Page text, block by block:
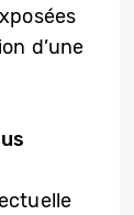
d’une